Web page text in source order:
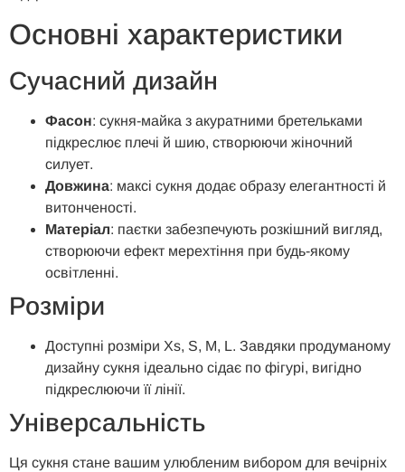
Основні характеристики
Сучасний дизайн
Фасон: сукня-майка з акуратними бретельками
підкреслює плечі й шию, створюючи жіночний
силует.
Довжина: максі сукня додає образу елегантності й
витонченості.
Матеріал: паєтки забезпечують розкішний вигляд,
створюючи ефект мерехтіння при будь-якому
освітленні.
Розміри
Доступні розміри Xs, S, M, L. Завдяки продуманому
дизайну сукня ідеально сідає по фігурі, вигідно
підкреслюючи її лінії.
Універсальність
Ця сукня стане вашим улюбленим вибором для вечірніх